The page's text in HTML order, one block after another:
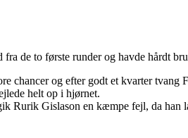
de to første runder og havde hårdt
chancer og efter godt et kvarter
helt op i hjørnet.
Rurik Gislason en kæmpe fejl, da